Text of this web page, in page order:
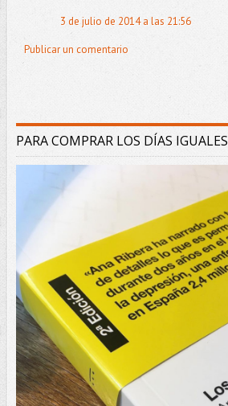
3 de julio de 2014 a las 21:56
Publicar un comentario
PARA COMPRAR LOS DÍAS IGUALES